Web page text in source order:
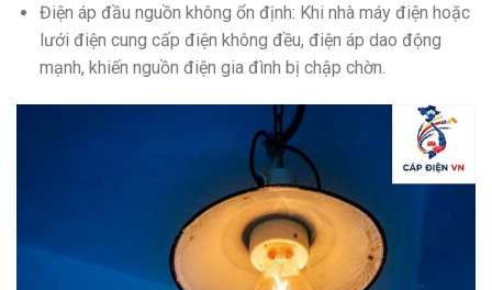
Điện áp đầu nguồn không ổn định: Khi nhà máy điện hoặc
lưới điện cung cấp điện không đều, điện áp dao động
mạnh, khiến nguồn điện gia đình bị chập chờn.